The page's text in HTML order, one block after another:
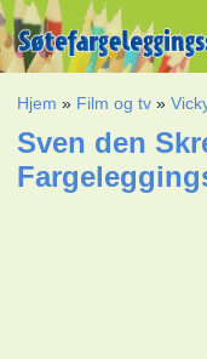
Hjem » Film og tv »
Sven den